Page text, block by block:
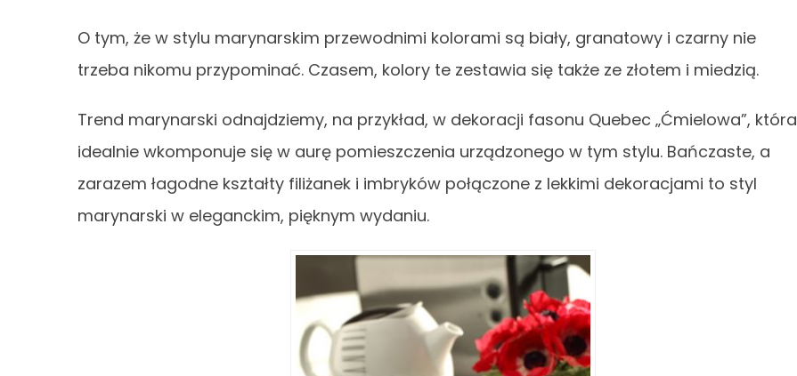
O tym, że w stylu marynarskim przewodnimi kolorami są biały, granatowy i czarny nie
trzeba nikomu przypominać. Czasem, kolory te zestawia się także ze złotem i miedzią.
Trend marynarski odnajdziemy, na przykład, w dekoracji fasonu Quebec „Ćmielowa”, która
idealnie wkomponuje się w aurę pomieszczenia urządzonego w tym stylu. Bańczaste, a
zarazem łagodne kształty filiżanek i imbryków połączone z lekkimi dekoracjami to styl
marynarski w eleganckim, pięknym wydaniu.